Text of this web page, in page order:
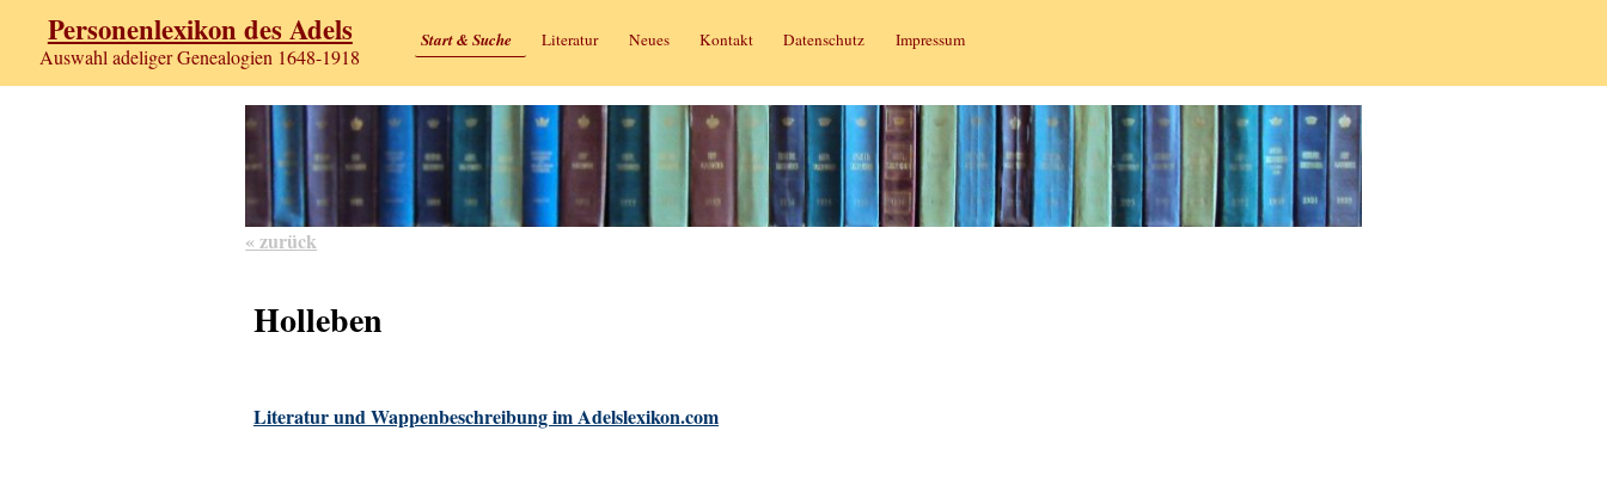
Personenlexikon des Adels
Auswahl adeliger Genealogien 1648-1918
Start & Suche Literatur Neues Kontakt Datenschutz Impressum
« zurück
Holleben
Literatur und Wappenbeschreibung im Adelslexikon.com